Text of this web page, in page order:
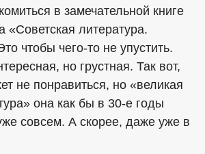
в замечательной книге
«Советская литература.
чтобы чего-то не упустить.
но грустная. Так вот,
не понравиться, но «великая
она как бы в 30-е годы
совсем. А скорее, даже уже в